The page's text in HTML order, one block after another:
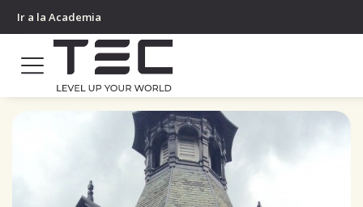
Ir a la Academia